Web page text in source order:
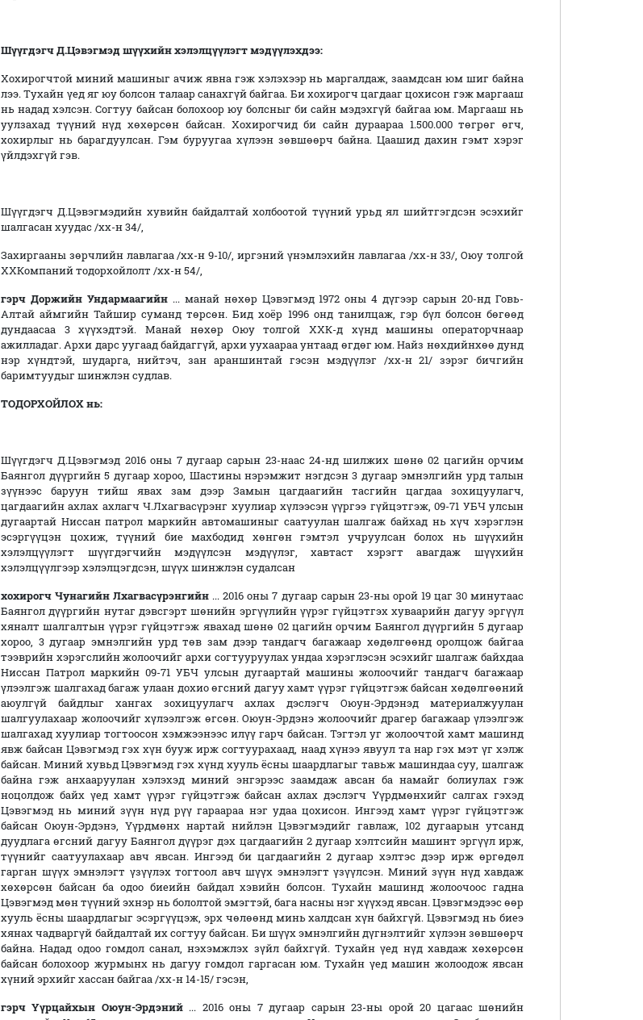
ШүүгдэгчД.Цэвэгмэд шүүхийн хэлэлцүүлэгт мэдүүлэхдээ:
Хохирогчтой миний машиныг ачиж явна гэж хэлэхээр нь маргалдаж, заамдсан юм шиг байна
лээ. Тухайн үед яг юу болсон талаар санахгүй байгаа. Би хохирогч цагдааг цохисон гэж маргааш
нь надад хэлсэн. Согтуу байсан болохоор юу болсныг би сайн мэдэхгүй байгаа юм. Маргааш нь
уулзахад түүний нүд хөхөрсөн байсан. Хохирогчид би сайн дураараа 1.500.000 төгрөг өгч,
хохирлыг нь барагдуулсан. Гэм буруугаа хүлээн зөвшөөрч байна. Цаашид дахин гэмт хэрэг
үйлдэхгүй гэв.
Шүүгдэгч Д.Цэвэгмэдийн хувийн байдалтай холбоотой түүний урьд ял шийтгэгдсэн эсэхийг
шалгасан хуудас /хх-н 34/,
Захиргааны зөрчлийн лавлагаа /хх-н 9-10/, иргэний үнэмлэхийн лавлагаа /хх-н 33/, Оюу толгой
ХХКомпаний тодорхойлолт /хх-н 54/,
гэрч Доржийн Ундармаагийн... манай нөхөр Цэвэгмэд 1972 оны 4 дүгээр сарын 20-нд Говь-
Алтай аймгийн Тайшир суманд төрсөн. Бид хоёр 1996 онд танилцаж, гэр бүл болсон бөгөөд
дундаасаа 3 хүүхэдтэй. Манай нөхөр Оюу толгой ХХК-д хүнд машины операторчнаар
ажилладаг. Архи дарс уугаад байдаггүй, архи уухаараа унтаад өгдөг юм. Найз нөхдийнхөө дунд
нэр хүндтэй, шударга, нийтэч, зан араншинтай гэсэн мэдүүлэг /хх-н 21/ зэрэг бичгийн
баримтуудыг шинжлэн судлав.
ТОДОРХОЙЛОХ нь:
Шүүгдэгч Д.Цэвэгмэд 2016 оны 7 дугаар сарын 23-наас 24-нд шилжих шөнө 02 цагийн орчим
Баянгол дүүргийн 5 дугаар хороо, Шастины нэрэмжит нэгдсэн 3 дугаар эмнэлгийн урд талын
зүүнээс баруун тийш явах зам дээр Замын цагдаагийн тасгийн цагдаа зохицуулагч,
цагдаагийн ахлах ахлагч Ч.Лхагвасүрэнг хуулиар хүлээсэн үүргээ гүйцэтгэж, 09-71 УБЧ улсын
дугаартай Ниссан патрол маркийн автомашиныг саатуулан шалгаж байхад нь хүч хэрэглэн
эсэргүүцэн цохиж, түүний бие махбодид хөнгөн гэмтэл учруулсан болох нь шүүхийн
хэлэлцүүлэгт шүүгдэгчийн мэдүүлсэн мэдүүлэг, хавтаст хэрэгт авагдаж шүүхийн
хэлэлцүүлгээр хэлэлцэгдсэн, шүүх шинжлэн судалсан
хохирогч Чунагийн Лхагвасүрэнгийн ... 2016 оны 7 дугаар сарын 23-ны орой 19 цаг 30 минутаас
Баянгол дүүргийн нутаг дэвсгэрт шөнийн эргүүлийн үүрэг гүйцэтгэх хуваарийн дагуу эргүүл
хяналт шалгалтын үүрэг гүйцэтгэж явахад шөнө 02 цагийн орчим Баянгол дүүргийн 5 дугаар
хороо, 3 дугаар эмнэлгийн урд төв зам дээр тандагч багажаар хөдөлгөөнд оролцож байгаа
тээврийн хэрэгслийн жолоочийг архи согтууруулах ундаа хэрэглэсэн эсэхийг шалгаж байхдаа
Ниссан Патрол маркийн 09-71 УБЧ улсын дугаартай машины жолоочийг тандагч багажаар
үлээлгэж шалгахад багаж улаан дохио өгсний дагуу хамт үүрэг гүйцэтгэж байсан хөдөлгөөний
аюулгүй байдлыг хангах зохицуулагч ахлах дэслэгч Оюун-Эрдэнэд материалжуулан
шалгуулахаар жолоочийг хүлээлгэж өгсөн. Оюун-Эрдэнэ жолоочийг драгер багажаар үлээлгэж
шалгахад хуулиар тогтоосон хэмжээнээс илүү гарч байсан. Тэгтэл уг жолоочтой хамт машинд
явж байсан Цэвэгмэд гэх хүн бууж ирж согтуурахаад, наад хүнээ явуул та нар гэх мэт үг хэлж
байсан. Миний хувьд Цэвэгмэд гэх хүнд хууль ёсны шаардлагыг тавьж машиндаа суу, шалгаж
байна гэж анхааруулан хэлэхэд миний энгэрээс заамдаж авсан ба намайг болиулах гэж
ноцолдож байх үед хамт үүрэг гүйцэтгэж байсан ахлах дэслэгч Үүрдмөнхийг салгах гэхэд
Цэвэгмэд нь миний зүүн нүд рүү гараараа нэг удаа цохисон. Ингээд хамт үүрэг гүйцэтгэж
байсан Оюун-Эрдэнэ, Үүрдмөнх нартай нийлэн Цэвэгмэдийг гавлаж, 102 дугаарын утсанд
дуудлага өгсний дагуу Баянгол дүүрэг дэх цагдаагийн 2 дугаар хэлтсийн машинт эргүүл ирж,
түүнийг саатуулахаар авч явсан. Ингээд би цагдаагийн 2 дугаар хэлтэс дээр ирж өргөдөл
гарган шүүх эмнэлэгт үзүүлэх тогтоол авч шүүх эмнэлэгт үзүүлсэн. Миний зүүн нүд хавдаж
хөхөрсөн байсан ба одоо биеийн байдал хэвийн болсон. Тухайн машинд жолоочоос гадна
Цэвэгмэд мөн түүний эхнэр нь бололтой эмэгтэй, бага насны нэг хүүхэд явсан. Цэвэгмэдээс өөр
хууль ёсны шаардлагыг эсэргүүцэж, эрх чөлөөнд минь халдсан хүн байхгүй. Цэвэгмэд нь биеэ
хянах чадваргүй байдалтай их согтуу байсан. Би шүүх эмнэлгийн дүгнэлтийг хүлээн зөвшөөрч
байна. Надад одоо гомдол санал, нэхэмжлэх зүйл байхгүй. Тухайн үед нүд хавдаж хөхөрсөн
байсан болохоор журмынх нь дагуу гомдол гаргасан юм. Тухайн үед машин жолоодож явсан
хүний эрхийг хассан байгаа /хх-н 14-15/ гэсэн,
гэрч Үүрцайхын Оюун-Эрдэний... 2016 оны 7 дугаар сарын 23-ны орой 20 цагаас шөнийн